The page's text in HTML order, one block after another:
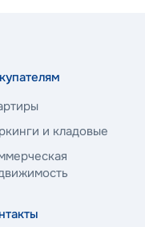
Стандартная
и кладовые